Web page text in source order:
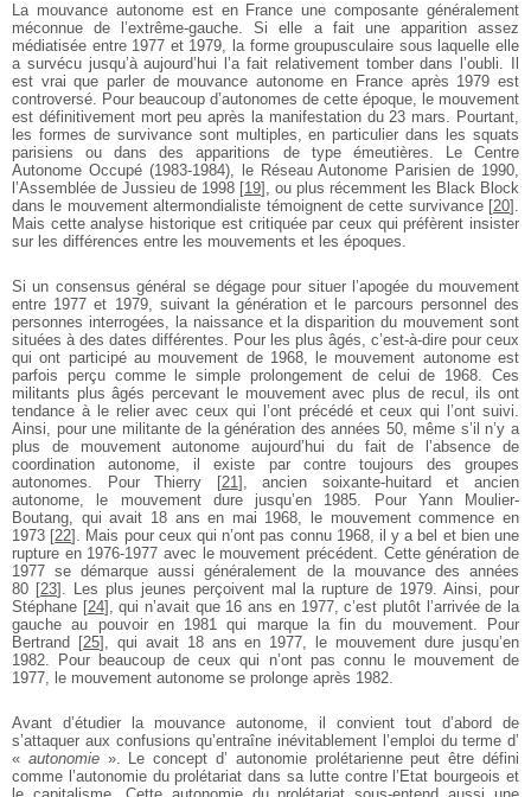
La mouvance autonome est en France une composante généralement
méconnue de l’extrême-gauche. Si elle a fait une apparition assez
médiatisée entre 1977 et 1979, la forme groupusculaire sous laquelle elle
a survécu jusqu’à aujourd’hui l’a fait relativement tomber dans l’oubli. Il
est vrai que parler de mouvance autonome en France après 1979 est
controversé. Pour beaucoup d’autonomes de cette époque, le mouvement
est définitivement mort peu après la manifestation du 23 mars. Pourtant,
les formes de survivance sont multiples, en particulier dans les squats
parisiens ou dans des apparitions de type émeutières. Le Centre
Autonome Occupé (1983-1984), le Réseau Autonome Parisien de 1990,
l’Assemblée de Jussieu de 1998 [19] , ou plus récemment les Black Block
dans le mouvement altermondialiste témoignent de cette survivance[20] .
Mais cette analyse historique est critiquée par ceux qui préfèrent insister
sur les différences entre les mouvements et les époques.
Si un consensus général se dégage pour situer l’apogée du mouvement
entre 1977 et 1979, suivant la génération et le parcours personnel des
personnes interrogées, la naissance et la disparition du mouvement sont
situées à des dates différentes. Pour les plus âgés, c’est-à-dire pour ceux
qui ont participé au mouvement de 1968, le mouvement autonome est
parfois perçu comme le simple prolongement de celui de 1968. Ces
militants plus âgés percevant le mouvement avec plus de recul, ils ont
tendance à le relier avec ceux qui l’ont précédé et ceux qui l’ont suivi.
Ainsi, pour une militante de la génération des années 50, même s’il n’y a
plus de mouvement autonome aujourd’hui du fait de l’absence de
coordination autonome, il existe par contre toujours des groupes
autonomes. Pour Thierry [21] , ancien soixante-huitard et ancien
autonome, le mouvement dure jusqu’en 1985. Pour Yann Moulier-
Boutang, qui avait 18 ans en mai 1968, le mouvement commence en
1973 [22] . Mais pour ceux qui n’ont pas connu 1968, il y a bel et bien une
rupture en 1976-1977 avec le mouvement précédent. Cette génération de
1977 se démarque aussi généralement de la mouvance des années
80 [23] . Les plus jeunes perçoivent mal la rupture de 1979. Ainsi, pour
Stéphane [24] , qui n’avait que 16 ans en 1977, c’est plutôt l’arrivée de la
gauche au pouvoir en 1981 qui marque la fin du mouvement. Pour
Bertrand [25] , qui avait 18 ans en 1977, le mouvement dure jusqu’en
1982. Pour beaucoup de ceux qui n’ont pas connu le mouvement de
1977, le mouvement autonome se prolonge après 1982.
Avant d’étudier la mouvance autonome, il convient tout d’abord de
s’attaquer aux confusions qu’entraîne inévitablement l’emploi du terme d’
« autonomie». Le concept d’ autonomie prolétarienne peut être défini
comme l’autonomie du prolétariat dans sa lutte contre l’Etat bourgeois et